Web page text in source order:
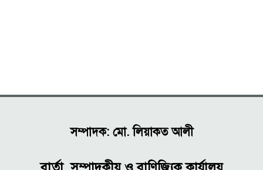
সম্পাদক: মো. লিয়াকত আলী